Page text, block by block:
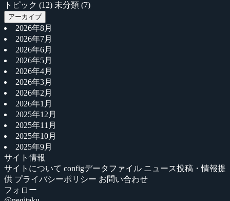
トピック (12) 未分類 (7)
アーカイブ
2026年8月
2026年7月
2026年6月
2026年5月
2026年4月
2026年3月
2026年2月
2026年1月
2025年12月
2025年11月
2025年10月
2025年9月
サイト情報
サイトについて configデータファイル ニュース投稿・情報提
供 プライバシーポリシー お問い合わせ
フォロー